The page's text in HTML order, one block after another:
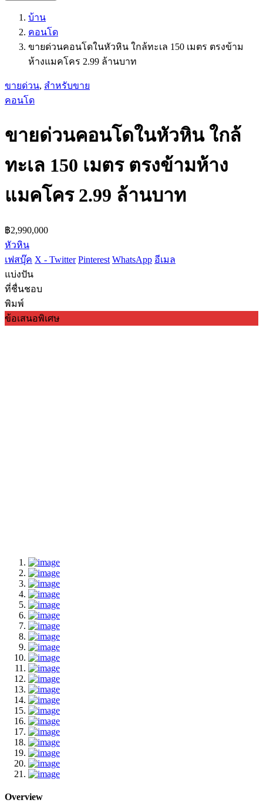
บ้าน
คอนโด
ขายด่วนคอนโดในหัวหิน ใกล้ทะเล 150 เมตร ตรงข้าม
ห้างแมคโคร 2.99 ล้านบาท
ขายด่วน, สำหรับขาย
คอนโด
ขายด่วนคอนโดในหัวหิน ใกล้
ทะเล 150 เมตร ตรงข้ามห้าง
แมคโคร 2.99 ล้านบาท
฿2,990,000
หัวหิน
เฟสบุ๊ค X - Twitter Pinterest WhatsApp อีเมล
แบ่งปัน
ที่ชื่นชอบ
พิมพ์
ข้อเสนอพิเศษ
Overview